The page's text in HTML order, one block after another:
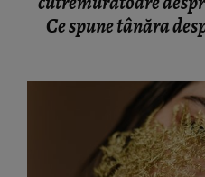
Ce spune tânăra